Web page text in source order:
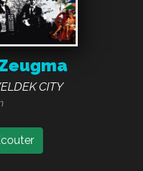
CITY